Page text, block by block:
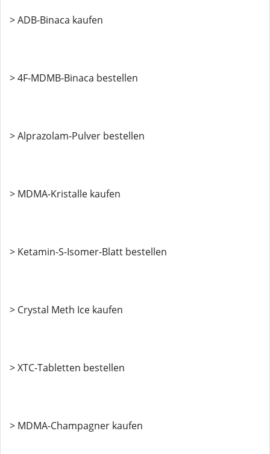
> ADB-Binaca kaufen
> 4F-MDMB-Binaca bestellen
> Alprazolam-Pulver bestellen
> MDMA-Kristalle kaufen
> Ketamin-S-Isomer-Blatt bestellen
> Crystal Meth Ice kaufen
> XTC-Tabletten bestellen
> MDMA-Champagner kaufen